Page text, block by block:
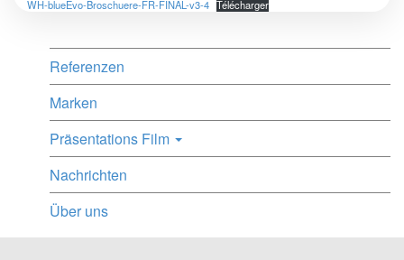
WH-blueEvo-Broschuere-FR-FINAL-v3-4 Télécharger
Referenzen
Marken
Präsentations Film
Nachrichten
Über uns